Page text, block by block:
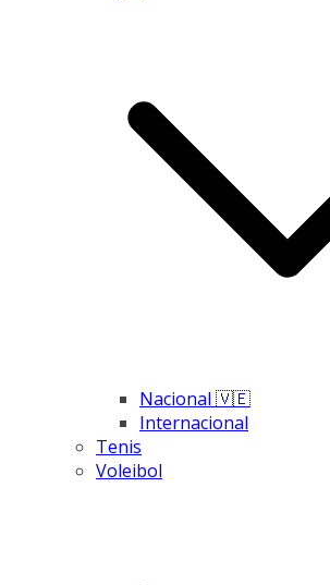
Nacional 🇻🇪
Internacional
Tenis
Voleibol